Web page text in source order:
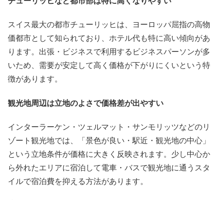
スイス最大の都市チューリッヒは、ヨーロッパ屈指の高物
価都市として知られており、ホテル代も特に高い傾向があ
ります。出張・ビジネスで利用するビジネスパーソンが多
いため、需要が安定して高く価格が下がりにくいという特
徴があります。
観光地周辺は立地のよさで価格差が出やすい
インターラーケン・ツェルマット・サンモリッツなどのリ
ゾート観光地では、「景色が良い・駅近・観光地の中心」
という立地条件が価格に大きく反映されます。少し中心か
ら外れたエリアに宿泊して電車・バスで観光地に通うスタ
イルで宿泊費を抑える方法があります。